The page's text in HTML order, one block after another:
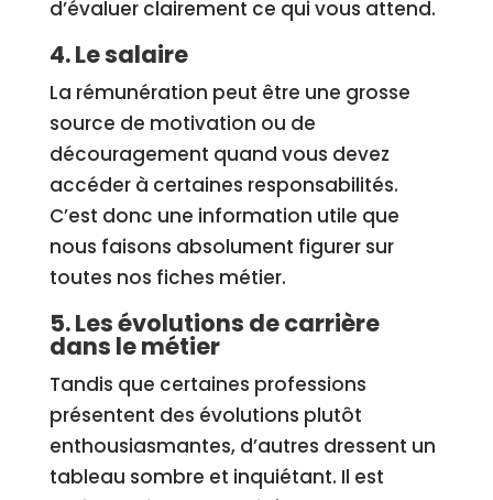
d’évaluer clairement ce qui vous attend.
4. Le salaire
La rémunération peut être une grosse
source de motivation ou de
découragement quand vous devez
accéder à certaines responsabilités.
C’est donc une information utile que
nous faisons absolument figurer sur
toutes nos fiches métier.
5. Les évolutions de carrière
dans le métier
Tandis que certaines professions
présentent des évolutions plutôt
enthousiasmantes, d’autres dressent un
tableau sombre et inquiétant. Il est